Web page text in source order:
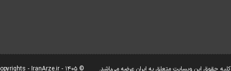
کلیه حقوق این وبسایت متعلق به ایران عرضه می‌باشد. © Copyrights - IranArze.ir - 1405